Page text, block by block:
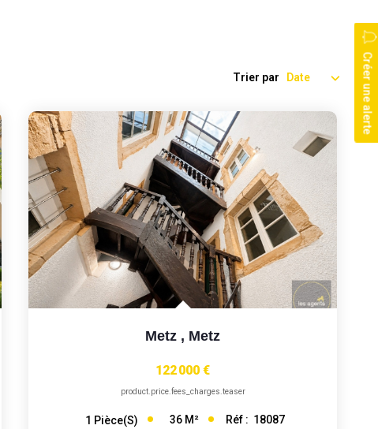
Créer une alerte
Trier par
Metz , Metz
122 000 €
product.price.fees_charges.teaser
1 Pièce(s) 36 M² Réf : 18087